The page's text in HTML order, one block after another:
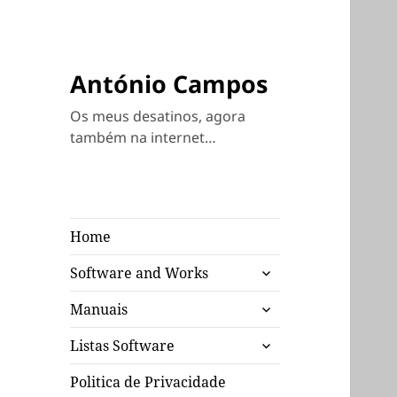
António Campos
Os meus desatinos, agora
também na internet…
Home
Software and Works
expandir
submenu
Manuais
expandir
submenu
Listas Software
expandir
submenu
Politica de Privacidade